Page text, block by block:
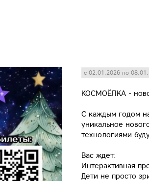
с 02.01.2026 по
КОСМОЁЛКА -
С каждым годом
уникальное
технологиями
Вас ждет:
Интерактивная
Дети не просто